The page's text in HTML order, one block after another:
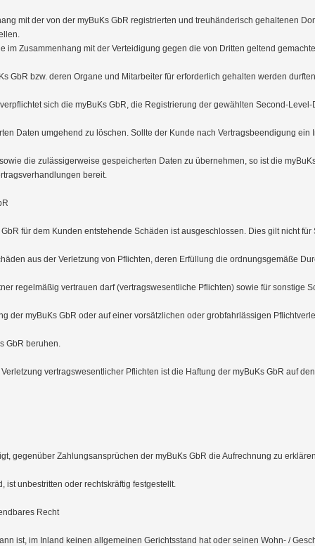
mit der von der myBuKs GbR registrierten und treuhänderisch gehaltenen
im Zusammenhang mit der Verteidigung gegen die von Dritten geltend
GbR bzw. deren Organe und Mitarbeiter für erforderlich gehalten werden
sich die myBuKs GbR, die Registrierung der gewählten Second-
Daten umgehend zu löschen. Sollte der Kunde nach Vertragsbeendigung ein
die zulässigerweise gespeicherten Daten zu übernehmen, so ist die
bereit.
für dem Kunden entstehende Schäden ist ausgeschlossen. Dies gilt nicht
aus der Verletzung von Pflichten, deren Erfüllung die ordnungsgemäße
regelmäßig vertrauen darf (vertragswesentliche Pflichten) sowie für sonstige
der myBuKs GbR oder auf einer vorsätzlichen oder grobfahrlässigen
GbR beruhen.
vertragswesentlicher Pflichten ist die Haftung der myBuKs GbR auf
gegenüber Zahlungsansprüchen der myBuKs GbR die Aufrechnung zu
ist unbestritten oder rechtskräftig festgestellt.
Recht
ist, im Inland keinen allgemeinen Gerichtsstand hat oder seinen Wohn- /